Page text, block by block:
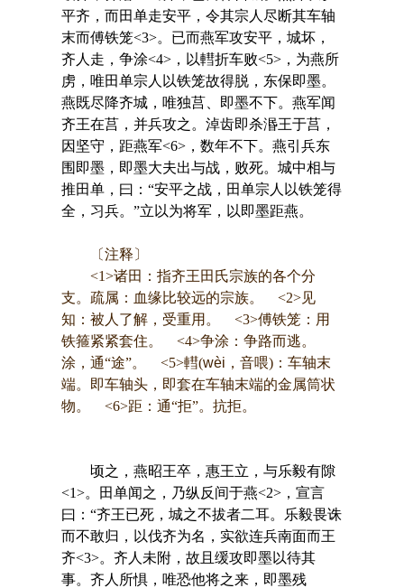
平齐，而田单走安平，令其宗人尽断其车轴
末而傅铁笼<3>。已而燕军攻安平，城坏，
齐人走，争涂<4>，以轊折车败<5>，为燕所
虏，唯田单宗人以铁笼故得脱，东保即墨。
燕既尽降齐城，唯独莒、即墨不下。燕军闻
齐王在莒，并兵攻之。淖齿即杀湣王于莒，
因坚守，距燕军<6>，数年不下。燕引兵东
围即墨，即墨大夫出与战，败死。城中相与
推田单，曰：“安平之战，田单宗人以铁笼得
全，习兵。”立以为将军，以即墨距燕。
〔注释〕
<1>诸田：指齐王田氏宗族的各个分
支。疏属：血缘比较远的宗族。 <2>见
知：被人了解，受重用。 <3>傅铁笼：用
铁箍紧紧套住。 <4>争涂：争路而逃。
涂，通“途”。 <5>轊(wèi ，音喂)：车轴末
端。即车轴头，即套在车轴末端的金属筒状
物。 <6>距：通“拒”。抗拒。
顷之，燕昭王卒，惠王立，与乐毅有隙
<1>。田单闻之，乃纵反间于燕<2>，宣言
曰：“齐王已死，城之不拔者二耳。乐毅畏诛
而不敢归，以伐齐为名，实欲连兵南面而王
齐<3>。齐人未附，故且缓攻即墨以待其
事。齐人所惧，唯恐他将之来，即墨残